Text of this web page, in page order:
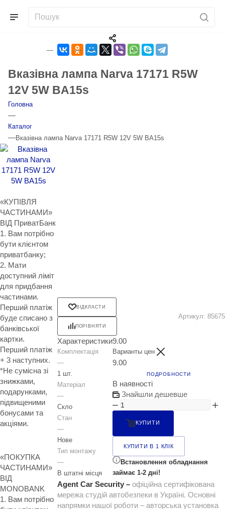
Вказівна лампа Narva 17171 R5W
12V 5W BA15s
Головна
—
Каталог
—Вказівна лампа Narva 17171 R5W 12V 5W BA15s
«КУПІВЛЯ
ЧАСТИНАМИ»
ВІД ПриватБанк
1. Вам потрібно
бути клієнтом
приватбанку;
2. Мати
доступний ліміт
для придбання
частинами.
Перший платіж
буде списано з
банківської
картки.
Перший платіж
+ 3 наступних.
*Не сумісна зі
знижками,
подарунками,
підвищеними
бонусами та
акціями.
«ПОКУПКА
ЧАСТИНАМИ»
ВІД
MONOBANK
1. Вам потрібно
ВІДКЛАСТИ
ПОРІВНЯТИ
Артикул: 85675
Характеристики
Комплектація
—
1 шт.
Матеріал
—
Скло
Стан
—
Нове
Тип монтажу
—
В штатні місця
9.00
Варианты цен
9.00
ПОДРОБНОСТИ
В наявності
Знайшли дешевше
КУПИТИ
КУПИТИ В 1 КЛІК
Встановлення обладнання
займає 1-2 дні!
Agent Car Security – офіційна сертифікована
мережа студій автобезпеки в Україні. Основні
напрямки нашої роботи – авторська установка